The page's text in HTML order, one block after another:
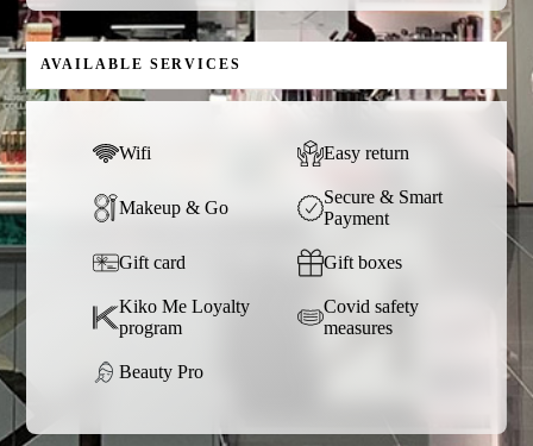
AVAILABLE SERVICES
Wifi Easy return
Makeup & Go
Secure & Smart
Payment
Gift card Gift boxes
Kiko Me Loyalty
program
Covid safety
measures
Beauty Pro